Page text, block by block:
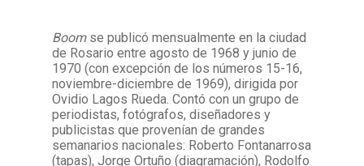
Facebook
Instagram
Twitter
Mail
Boomse publicó mensualmente en la ciudad
de Rosario entre agosto de 1968 y junio de
1970 (con excepción de los números 15-16,
noviembre-diciembre de 1969), dirigida por
Ovidio Lagos Rueda. Contó con un grupo de
periodistas, fotógrafos, diseñadores y
publicistas que provenían de grandes
semanarios nacionales: Roberto Fontanarrosa
(tapas), Jorge Ortuño (diagramación), Rodolfo